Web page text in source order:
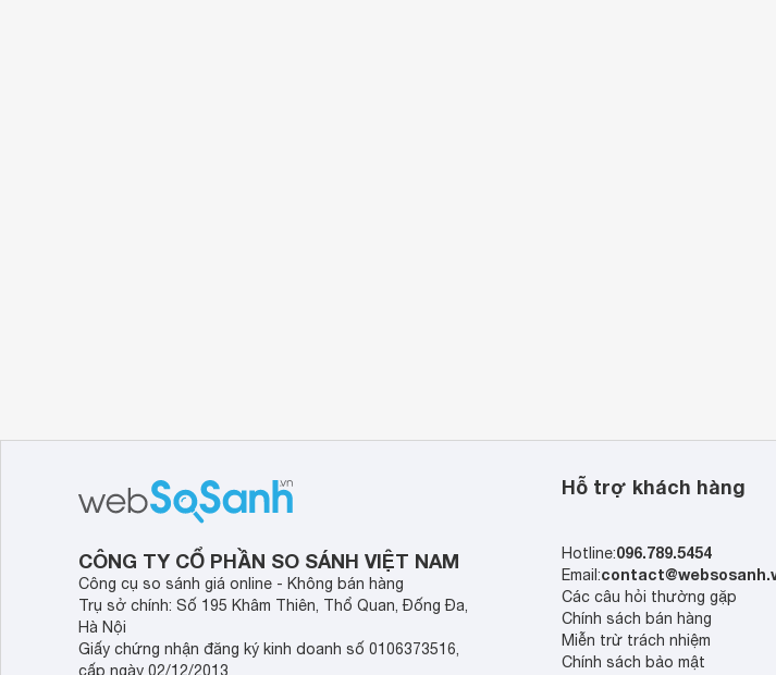
CÔNG TY CỔ PHẦN SO SÁNH VIỆT NAM
Công cụ so sánh giá online - Không bán hàng
Trụ sở chính: Số 195 Khâm Thiên, Thổ Quan, Đống Đa,
Hà Nội
Giấy chứng nhận đăng ký kinh doanh số 0106373516,
cấp ngày 02/12/2013
Hỗ trợ khách hàng
Hotline:096.789.5454
Email:
Các câu hỏi thường gặp
Chính sách bán hàng
Miễn trừ trách nhiệm
Chính sách bảo mật